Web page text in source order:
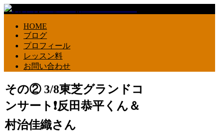
HOME
ブログ
プロフィール
レッスン料
お問い合わせ
その② 3/8東芝グランドコ
ンサート❗️反田恭平くん＆
村治佳織さん